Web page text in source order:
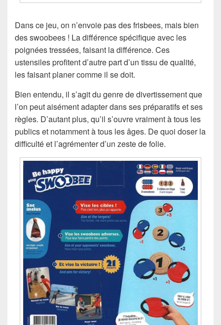
Dans ce jeu, on n’envoie pas des frisbees, mais bien
des swoobees ! La différence spécifique avec les
poignées tressées, faisant la différence. Ces
ustensiles profitent d’autre part d’un tissu de qualité,
les faisant planer comme il se doit.
Bien entendu, il s’agit du genre de divertissement que
l’on peut aisément adapter dans ses préparatifs et ses
règles. D’autant plus, qu’il s’ouvre vraiment à tous les
publics et notamment à tous les âges. De quoi doser la
difficulté et l’agrémenter d’un zeste de folie.